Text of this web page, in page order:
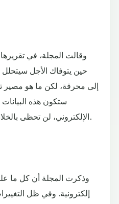
حين يتوفاك الأجل
إلى محرقة، لكن ما هو مصير
ستكون هذه
الإلكتروني، لن تحظى بالخلاص أبدا ما لم تحرّرها بالتأكيد.
وذكرت المجلة أن كل ما
إلكترونية. وفي ظل